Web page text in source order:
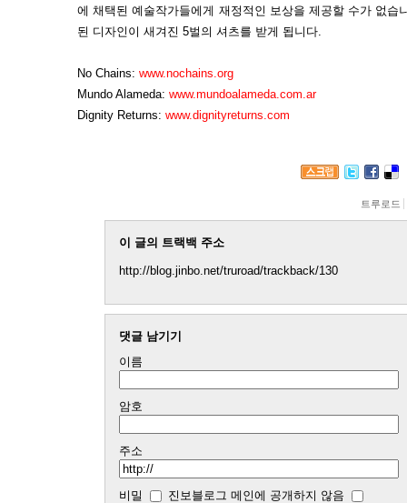
에 채택된 예술작가들에게 재정적인 보상을 제공할 수가 없습
된 디자인이 새겨진 5벌의 셔츠를 받게 됩니다.
No Chains: www.nochains.org
Mundo Alameda: www.mundoalameda.com.ar
Dignity Returns: www.dignityreturns.com
트루로드
이 글의 트랙백 주소
http://blog.jinbo.net/truroad/trackback/130
댓글 남기기
이름
암호
주소
비밀
진보블로그 메인에 공개하지 않음